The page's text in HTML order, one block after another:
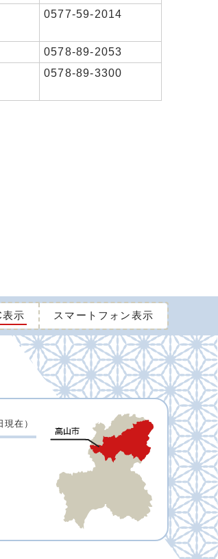
0577-59-2014
0578-89-2053
0578-89-3300
表示 スマートフォン表示
現在）